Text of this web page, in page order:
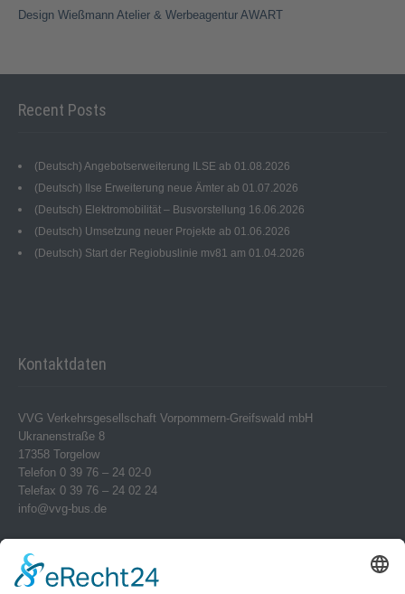
Design Wießmann Atelier & Werbeagentur AWART
Recent Posts
(Deutsch) Angebotserweiterung ILSE ab 01.08.2026
(Deutsch) Ilse Erweiterung neue Ämter ab 01.07.2026
(Deutsch) Elektromobilität – Busvorstellung 16.06.2026
(Deutsch) Umsetzung neuer Projekte ab 01.06.2026
(Deutsch) Start der Regiobuslinie mv81 am 01.04.2026
Kontaktdaten
VVG Verkehrsgesellschaft Vorpommern-Greifswald mbH
Ukranenstraße 8
17358 Torgelow
Telefon 0 39 76 – 24 02-0
Telefax 0 39 76 – 24 02 24
info@vvg-bus.de
Torgelower Str. 18
17309 Pasewalk